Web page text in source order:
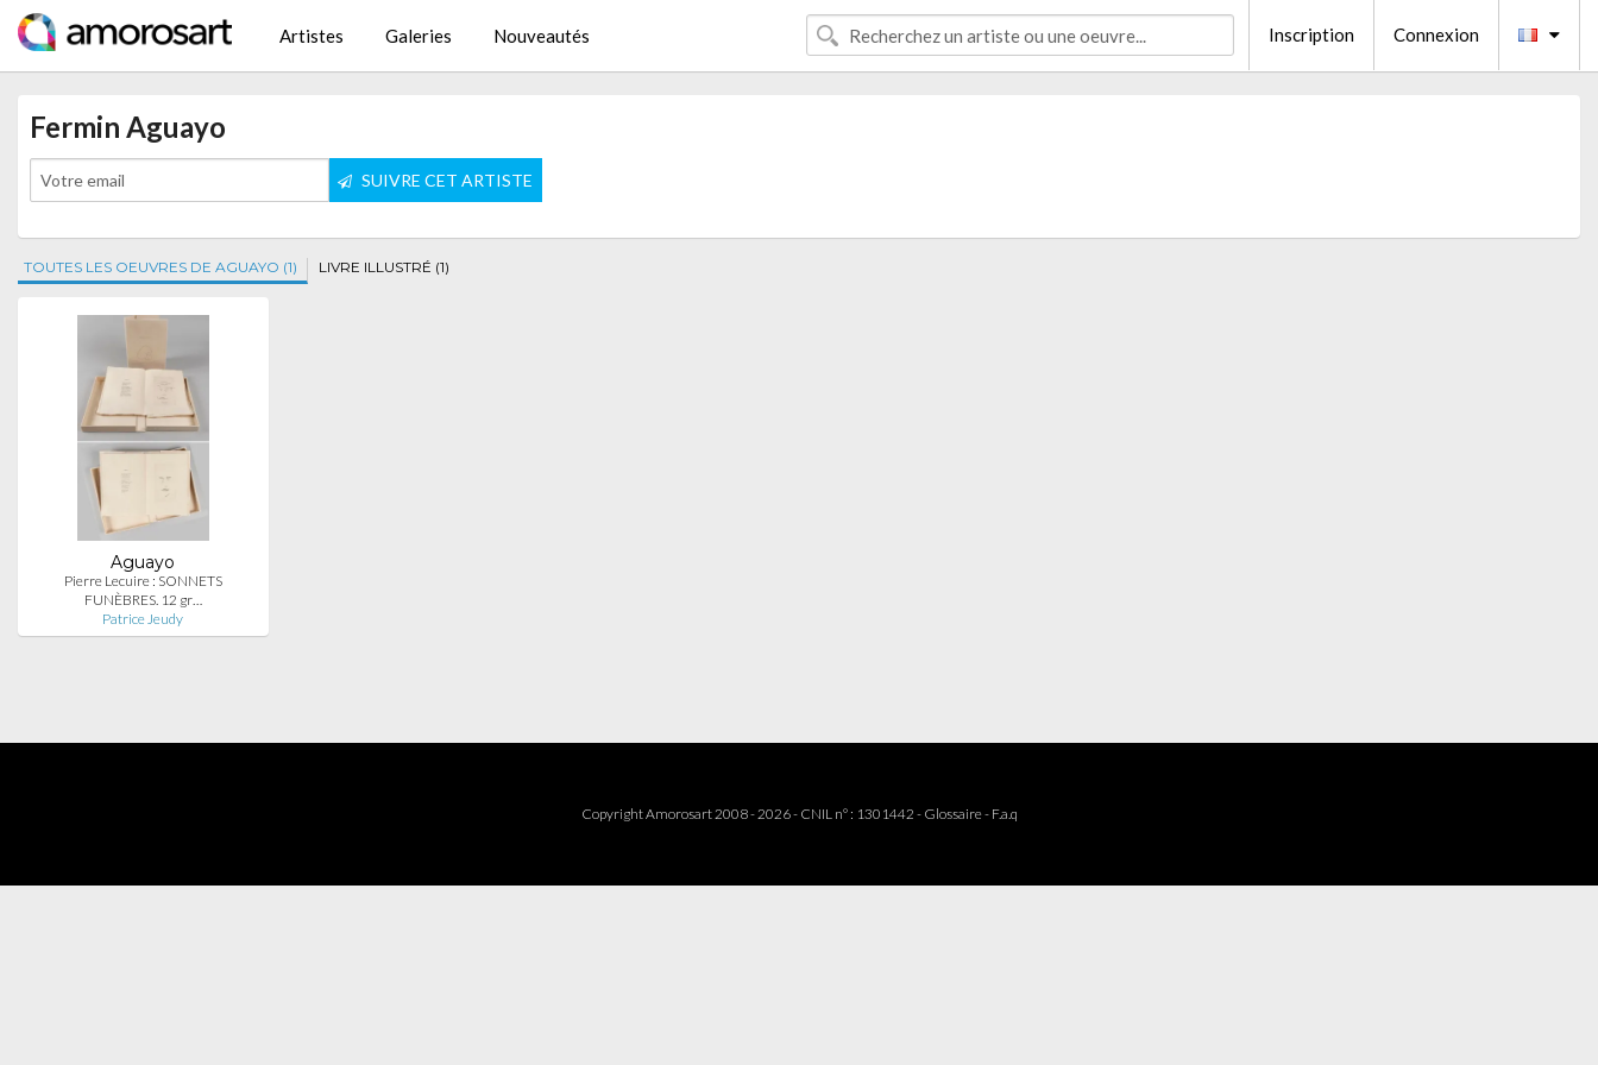
Artistes Galeries Nouveautés Inscription Connexion
Fermin Aguayo
SUIVRE CET ARTISTE
TOUTES LES OEUVRES DE AGUAYO (1) LIVRE ILLUSTRÉ (1)
Aguayo
Pierre Lecuire : SONNETS
FUNÈBRES. 12 gr…
Patrice Jeudy
Copyright Amorosart 2008 - 2026 - CNIL n° : 1301442 - Glossaire- F.a.q